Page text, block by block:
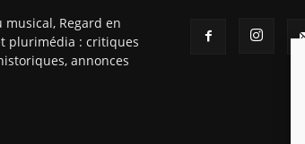
Regard en
plurimédia : critiques
annonces